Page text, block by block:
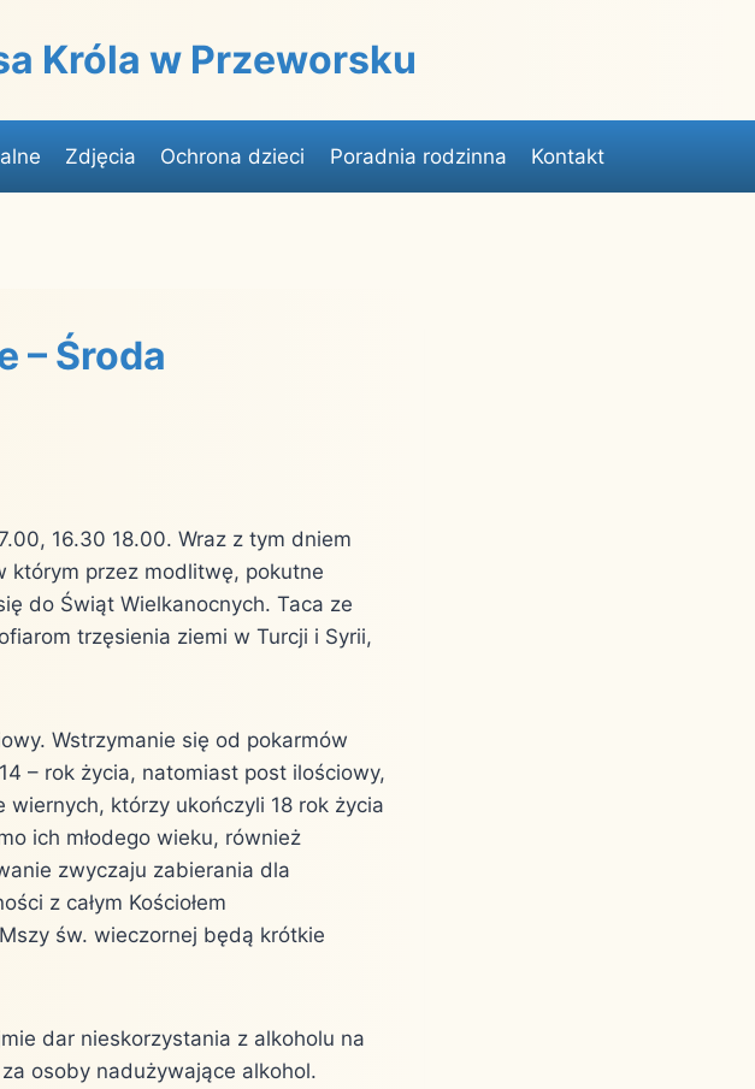
Króla w Przeworsku
Zdjęcia Ochrona dzieci Poradnia rodzinna Kontakt
– Środa
16.30 18.00. Wraz z tym dniem
którym przez modlitwę, pokutne
do Świąt Wielkanocnych. Taca ze
trzęsienia ziemi w Turcji i Syrii,
Wstrzymanie się od pokarmów
– rok życia, natomiast post ilościowy,
którzy ukończyli 18 rok życia
ich młodego wieku, również
zwyczaju zabierania dla
z całym Kościołem
św. wieczornej będą krótkie
dar nieskorzystania z alkoholu na
osoby nadużywające alkohol.